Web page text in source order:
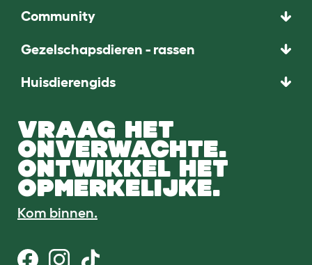
Community
Gezelschapsdieren - rassen
Huisdierengids
VRAAG HET
ONVERWACHTE.
ONTWIKKEL HET
OPMERKELIJKE.
Kom binnen.